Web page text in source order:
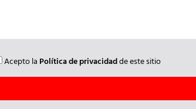
Acepto la Política de privacidadde este sitio